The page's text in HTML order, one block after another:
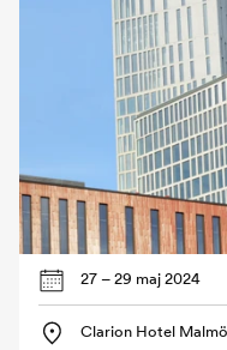
27 – 29 maj 2024
Clarion Hotel